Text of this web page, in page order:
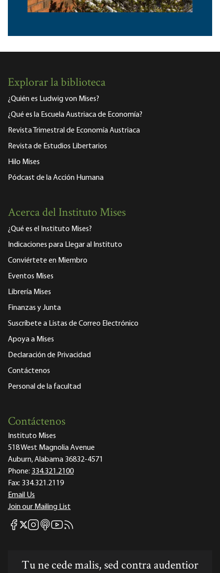
Explorar la biblioteca
¿Quién es Ludwig von Mises?
¿Qué es la Escuela Austriaca de Economía?
Revista Trimestral de Economía Austriaca
Revista de Estudios Libertarios
Hilo Mises
Pódcast de la Acción Humana
Acerca del Instituto Mises
¿Qué es el Instituto Mises?
Indicaciones para Llegar al Instituto
Conviértete en Miembro
Eventos Mises
Librería Mises
Finanzas y Junta
Suscríbete a Listas de Correo Electrónico
Apoya a Mises
Declaración de Privacidad
Contáctenos
Personal de la facultad
Contáctenos
Instituto Mises
518 West Magnolia Avenue
Auburn, Alabama 36832-4571
Phone: 334.321.2100
Fax: 334.321.2119
Email Us
Join our Mailing List
Mises Facebook
Mises X
Mises Instagram
Mises itunes
Mises Youtube
Mises RSS feed
Tu ne cede malis, sed contra audentior